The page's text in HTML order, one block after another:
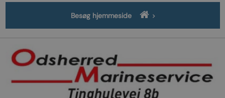
Besøg hjemmeside